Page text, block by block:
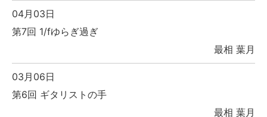
04月03日
第7回 1/fゆらぎ過ぎ
最相 葉月
03月06日
第6回 ギタリストの手
最相 葉月